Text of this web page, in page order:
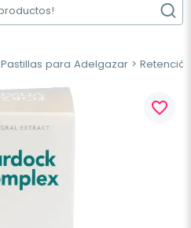
Pastillas para Adelgazar
favorite_border